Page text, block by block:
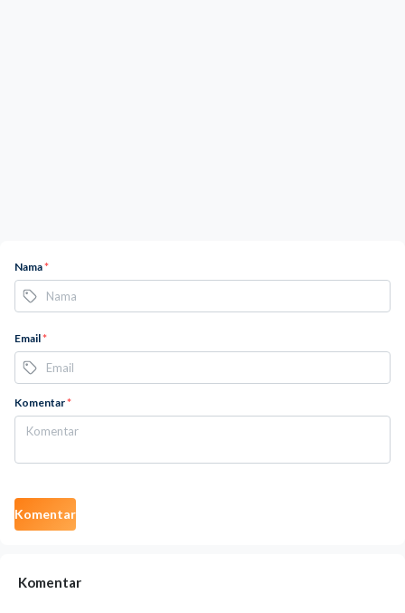
Nama*
Email*
Komentar*
Komentar
Komentar